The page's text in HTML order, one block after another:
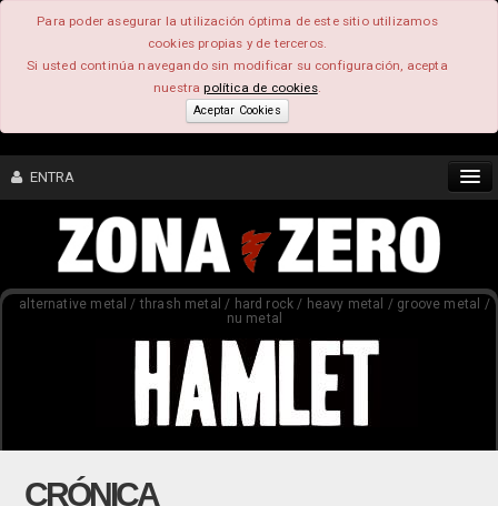
Para poder asegurar la utilización óptima de este sitio utilizamos
cookies propias y de terceros.
Si usted continúa navegando sin modificar su configuración, acepta
nuestrapolítica de cookies.
Aceptar Cookies
ENTRA
CONTENIDO
alternative metal / thrash metal / hard rock / heavy metal / groove metal /
nu metal
CRÓNICA